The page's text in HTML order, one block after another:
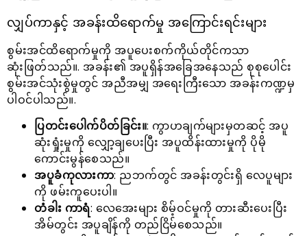
လျှပ်ကာနှင့် အခန်းထိရောက်မှု အကြောင်းရင်းများ
စွမ်းအင်ထိရောက်မှုကို အပူပေးစက်ကိုယ်တိုင်ကသာ
ဆုံးဖြတ်သည်။. အခန်း၏ အပူရှိန်အခြေအနေသည် စုစုပေါင်း
စွမ်းအင်သုံးစွဲမှုတွင် အညီအမျှ အရေးကြီးသော အခန်းကဏ္ဍမှ
ပါဝင်ပါသည်။.
ပြတင်းပေါက်ပိတ်ခြင်း။: ကွာဟချက်များမှတဆင့် အပူ
ဆုံးရှုံးမှုကို လျှော့ချပေးပြီး အပူထိန်းထားမှုကို ပိုမို
ကောင်းမွန်စေသည်။
အပူခံကုလားကာ: ညဘက်တွင် အခန်းတွင်းရှိ လေပူများ
ကို ဖမ်းကူပေးပါ။
တံခါး ကာရံ: လေအေးများ စိမ့်ဝင်မှုကို တားဆီးပေးပြီး
အိမ်တွင်း အပူချိန်ကို တည်ငြိမ်စေသည်။